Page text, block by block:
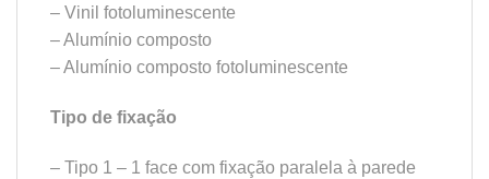
– Vinil fotoluminescente
– Alumínio composto
– Alumínio composto fotoluminescente
Tipo de fixação
– Tipo 1 – 1 face com fixação paralela à parede